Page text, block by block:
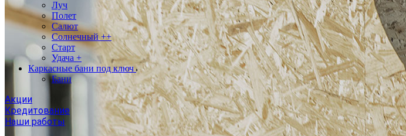
Луч
Полет
Салют
Солнечный ++
Старт
Удача +
Каркасные бани под ключ
Бани
Акции
Кредитование
Наши работы